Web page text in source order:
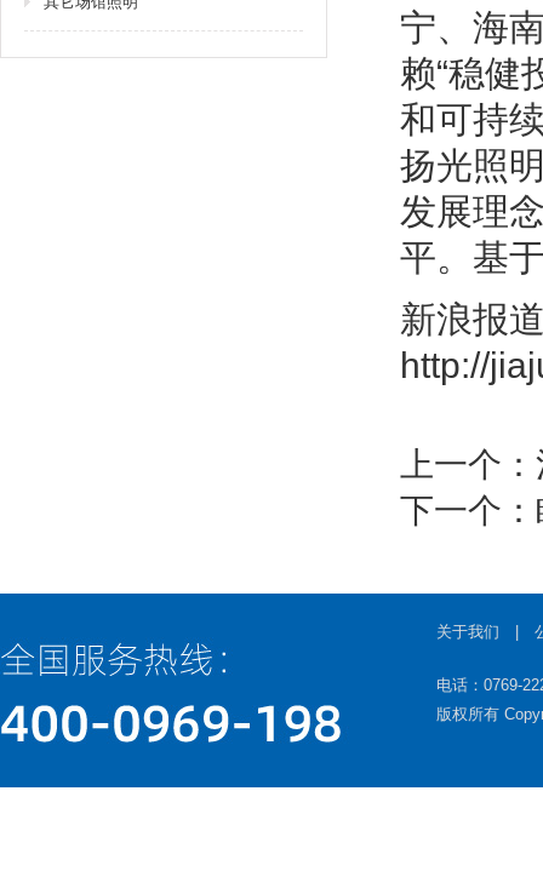
宁、海
赖“稳健
和可持
扬光照
发展理
平。基
新浪报
http://
上一个：
下一个：
关于我们
电话：0769-
版权所有